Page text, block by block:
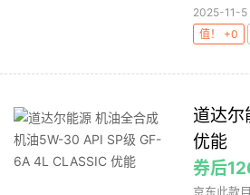
2025-11-5
值！ +0
道达
优能
券后
京东此款